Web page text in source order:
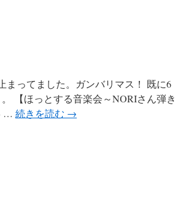
まってました。ガンバリマス！ 既に6
【ほっとする音楽会～NORIさん弾き
… 続きを読む →